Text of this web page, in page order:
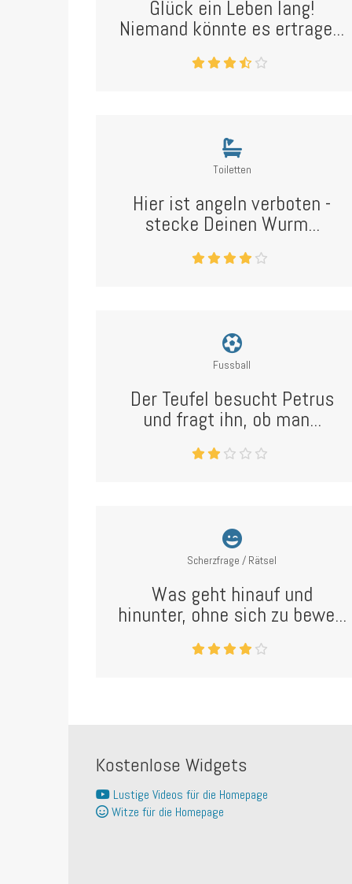
Glück ein Leben lang!
Niemand könnte es ertrage...
Toiletten
Hier ist angeln verboten -
stecke Deinen Wurm...
Fussball
Der Teufel besucht Petrus
und fragt ihn, ob man...
Scherzfrage / Rätsel
Was geht hinauf und
hinunter, ohne sich zu bewe...
Kostenlose Widgets
Lustige Videos für die Homepage
Witze für die Homepage